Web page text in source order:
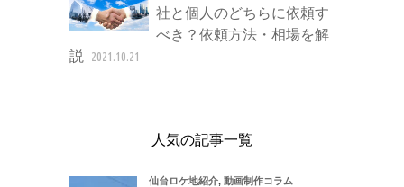
社と個人のどちらに依頼す
べき？依頼方法・相場を解
説
2021.10.21
人気の記事一覧